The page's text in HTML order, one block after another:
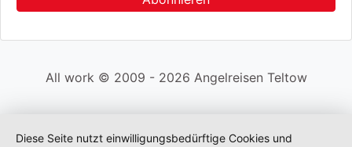
All work © 2009 - 2026 Angelreisen Teltow
Diese Seite nutzt einwilligungsbedürftige Cookies und